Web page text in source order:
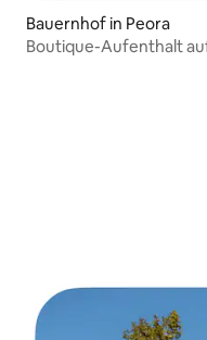
Bauernhof in Peora
Boutique-Aufenthalt